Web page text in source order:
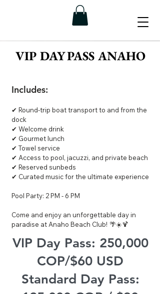
VIP DAY PASS ANAHO
Includes:
✔ Round-trip boat transport to and from the
dock
✔ Welcome drink
✔ Gourmet lunch
✔ Towel service
✔ Access to pool, jacuzzi, and private beach
✔ Reserved sunbeds
✔ Curated music for the ultimate experience
Pool Party: 2 PM - 6 PM
Come and enjoy an unforgettable day in
paradise at Anaho Beach Club! 🌴☀️🍹
VIP Day Pass: 250,000
COP/$60 USD
Standard Day Pass: